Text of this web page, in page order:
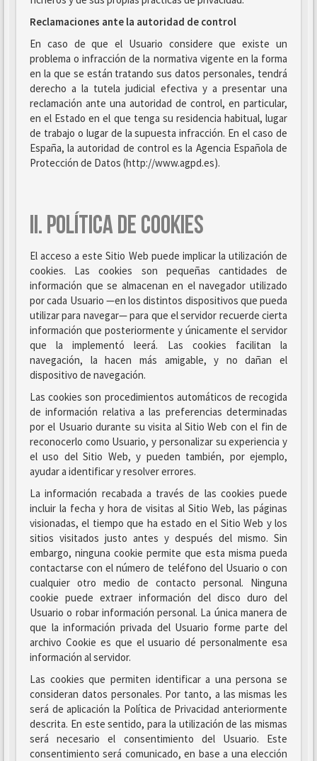
Reclamaciones ante la autoridad de control
En caso de que el Usuario considere que existe un
problema o infracción de la normativa vigente en la forma
en la que se están tratando sus datos personales, tendrá
derecho a la tutela judicial efectiva y a presentar una
reclamación ante una autoridad de control, en particular,
en el Estado en el que tenga su residencia habitual, lugar
de trabajo o lugar de la supuesta infracción. En el caso de
España, la autoridad de control es la Agencia Española de
Protección de Datos (http://www.agpd.es).
II. POLÍTICA DE COOKIES
El acceso a este Sitio Web puede implicar la utilización de
cookies. Las cookies son pequeñas cantidades de
información que se almacenan en el navegador utilizado
por cada Usuario —en los distintos dispositivos que pueda
utilizar para navegar— para que el servidor recuerde cierta
información que posteriormente y únicamente el servidor
que la implementó leerá. Las cookies facilitan la
navegación, la hacen más amigable, y no dañan el
dispositivo de navegación.
Las cookies son procedimientos automáticos de recogida
de información relativa a las preferencias determinadas
por el Usuario durante su visita al Sitio Web con el fin de
reconocerlo como Usuario, y personalizar su experiencia y
el uso del Sitio Web, y pueden también, por ejemplo,
ayudar a identificar y resolver errores.
La información recabada a través de las cookies puede
incluir la fecha y hora de visitas al Sitio Web, las páginas
visionadas, el tiempo que ha estado en el Sitio Web y los
sitios visitados justo antes y después del mismo. Sin
embargo, ninguna cookie permite que esta misma pueda
contactarse con el número de teléfono del Usuario o con
cualquier otro medio de contacto personal. Ninguna
cookie puede extraer información del disco duro del
Usuario o robar información personal. La única manera de
que la información privada del Usuario forme parte del
archivo Cookie es que el usuario dé personalmente esa
información al servidor.
Las cookies que permiten identificar a una persona se
consideran datos personales. Por tanto, a las mismas les
será de aplicación la Política de Privacidad anteriormente
descrita. En este sentido, para la utilización de las mismas
será necesario el consentimiento del Usuario. Este
consentimiento será comunicado, en base a una elección